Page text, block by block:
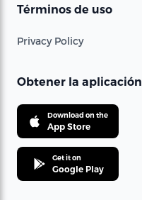
Términos de uso
Privacy Policy
Obtener la aplicación
Download on the
App Store
Get it on
Google Play